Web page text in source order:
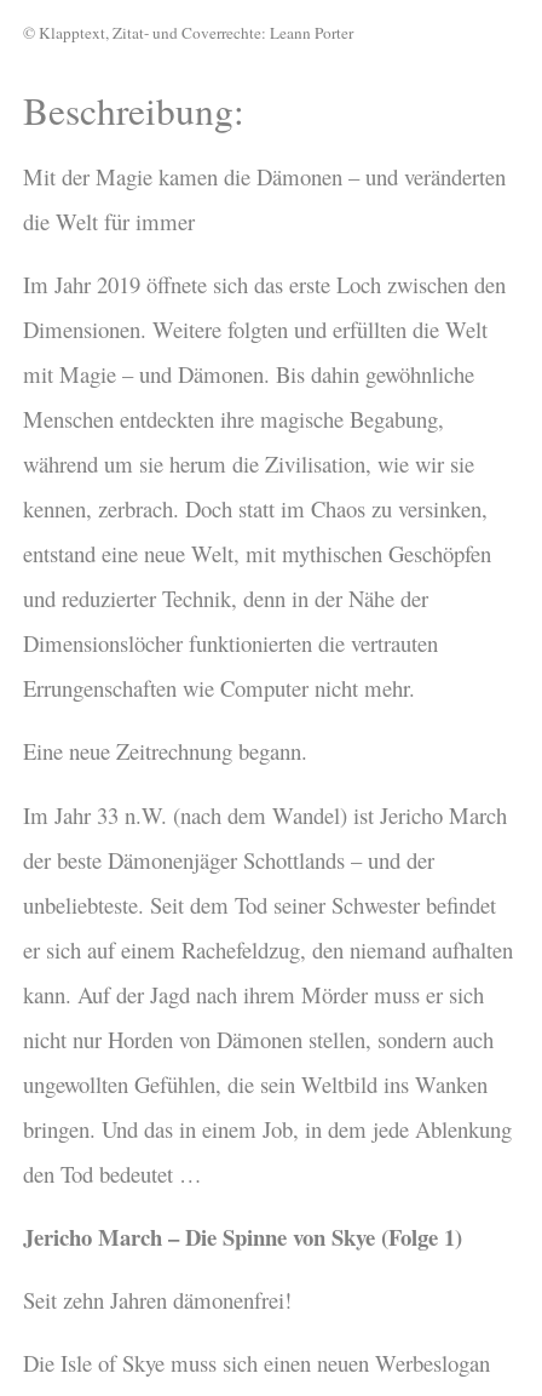
© Klapptext, Zitat- und Coverrechte: Leann Porter
Beschreibung:
Mit der Magie kamen die Dämonen – und veränderten
die Welt für immer
Im Jahr 2019 öffnete sich das erste Loch zwischen den
Dimensionen. Weitere folgten und erfüllten die Welt
mit Magie – und Dämonen. Bis dahin gewöhnliche
Menschen entdeckten ihre magische Begabung,
während um sie herum die Zivilisation, wie wir sie
kennen, zerbrach. Doch statt im Chaos zu versinken,
entstand eine neue Welt, mit mythischen Geschöpfen
und reduzierter Technik, denn in der Nähe der
Dimensionslöcher funktionierten die vertrauten
Errungenschaften wie Computer nicht mehr.
Eine neue Zeitrechnung begann.
Im Jahr 33 n.W. (nach dem Wandel) ist Jericho March
der beste Dämonenjäger Schottlands – und der
unbeliebteste. Seit dem Tod seiner Schwester befindet
er sich auf einem Rachefeldzug, den niemand aufhalten
kann. Auf der Jagd nach ihrem Mörder muss er sich
nicht nur Horden von Dämonen stellen, sondern auch
ungewollten Gefühlen, die sein Weltbild ins Wanken
bringen. Und das in einem Job, in dem jede Ablenkung
den Tod bedeutet …
Jericho March – Die Spinne von Skye (Folge 1)
Seit zehn Jahren dämonenfrei!
Die Isle of Skye muss sich einen neuen Werbeslogan